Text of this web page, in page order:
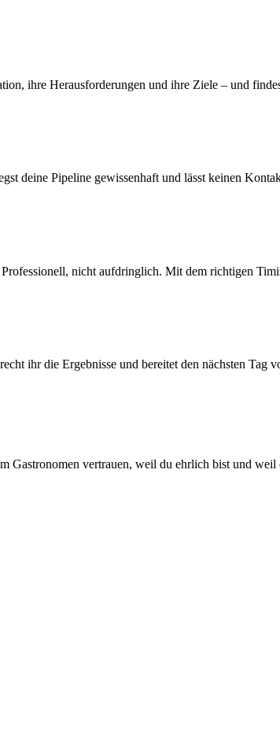
ihre Herausforderungen und ihre Ziele – und
deine Pipeline gewissenhaft und lässt keinen
nicht aufdringlich. Mit dem richtigen
ihr die Ergebnisse und bereitet den nächsten Tag
Gastronomen vertrauen, weil du ehrlich bist und